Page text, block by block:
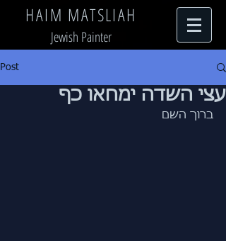
HAIM MATSLIAH
Jewish Painter
Post
עצי השדה ימחאו כף
ברוך השם